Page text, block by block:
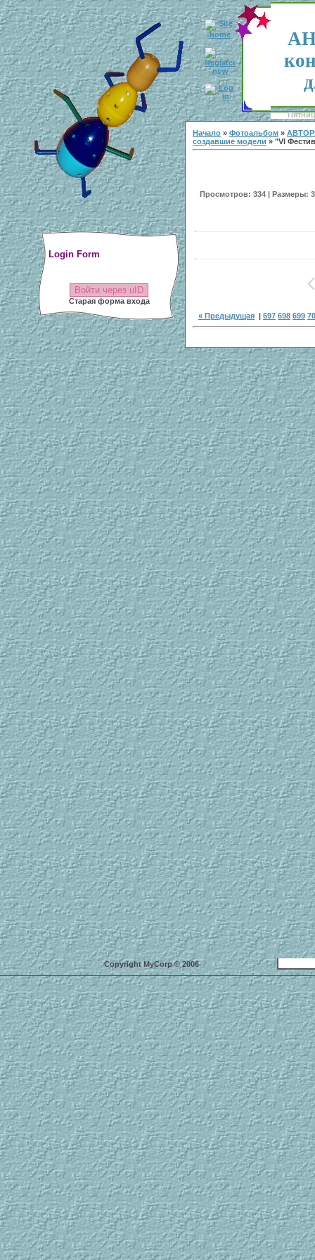
Login Form
Войти через uID
Старая форма входа
Начало » Фотоальбом »
создавшие модели » "VI
Просмотров: 334 | Размеры:
« Предыдущая | 697 698 699
Copyright MyCorp © 2006